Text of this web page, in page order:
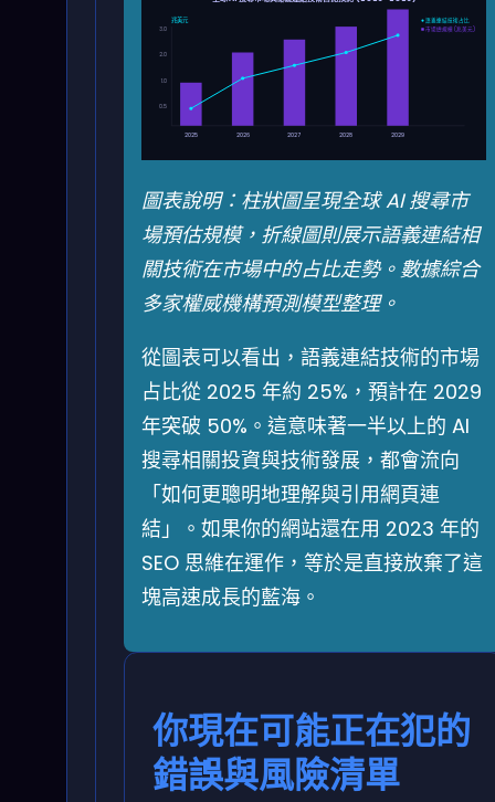
兆美元
3.0
2.0
1.0
0.5
2025 2026 2027 2028 2029
● 語義連結技術占比
■ 市場總規模 (兆美元)
圖表說明：柱狀圖呈現全球 AI 搜尋市
場預估規模，折線圖則展示語義連結相
關技術在市場中的占比走勢。數據綜合
多家權威機構預測模型整理。
從圖表可以看出，語義連結技術的市場
占比從 2025 年約 25%，預計在 2029
年突破 50%。這意味著一半以上的 AI
搜尋相關投資與技術發展，都會流向
「如何更聰明地理解與引用網頁連
結」。如果你的網站還在用 2023 年的
SEO 思維在運作，等於是直接放棄了這
塊高速成長的藍海。
你現在可能正在犯的
錯誤與風險清單